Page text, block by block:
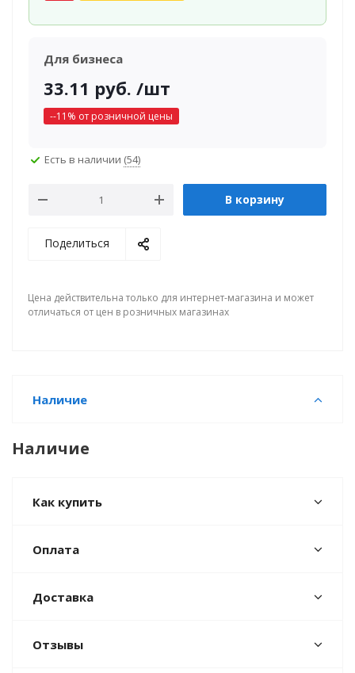
Для бизнеса
33.11 руб. /шт
--11 % от розничной цены
Есть в наличии (54)
В корзину
Поделиться
Цена действительна только для интернет-магазина и может
отличаться от цен в розничных магазинах
Наличие
Наличие
Как купить
Оплата
Доставка
Отзывы